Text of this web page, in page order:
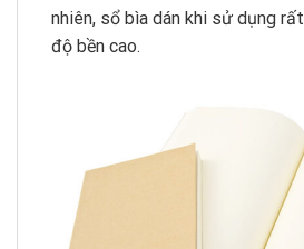
nhiên, sổ bìa dán khi sử dụng
độ bền cao.